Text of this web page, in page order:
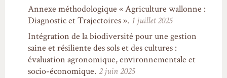
Annexe méthodologique « Agriculture wallonne :
Diagnostic et Trajectoires ». 1 juillet 2025
Intégration de la biodiversité pour une gestion
saine et résiliente des sols et des cultures :
évaluation agronomique, environnementale et
socio-économique. 2 juin 2025